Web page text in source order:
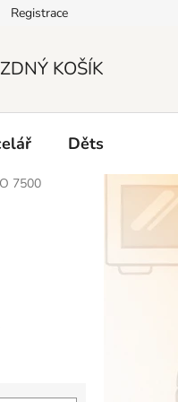
Registrace
KOŠÍK
Dětské zboží
7500